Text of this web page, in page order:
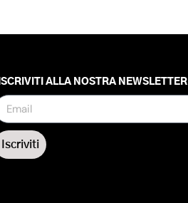
ISCRIVITI ALLA NOSTRA NEWSLETTER
Iscriviti